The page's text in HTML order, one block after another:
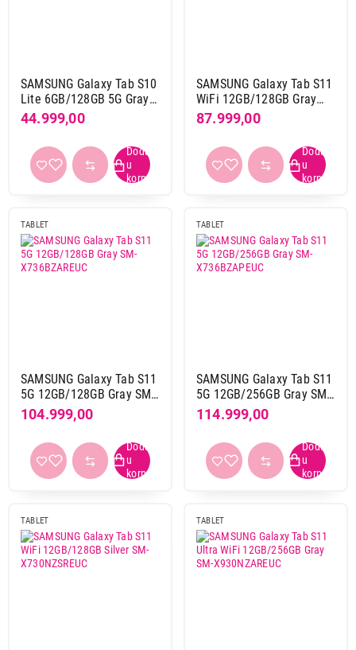
SAMSUNG Galaxy Tab S10
Lite 6GB/128GB 5G Gray
SM-X406BZAREUC
44.999,00
SAMSUNG Galaxy Tab S11
WiFi 12GB/128GB Gray
SM-X730NZAREUC
87.999,00
TABLET
SAMSUNG Galaxy Tab S11
5G 12GB/128GB Gray SM-
X736BZAREUC
104.999,00
TABLET
SAMSUNG Galaxy Tab S11
5G 12GB/256GB Gray SM-
X736BZAPEUC
114.999,00
TABLET TABLET